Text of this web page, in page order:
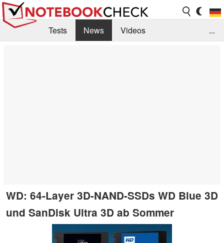
Tests News
Videos
...
WD: 64-Layer 3D-NAND-SSDs WD Blue 3D
und SanDisk Ultra 3D ab Sommer